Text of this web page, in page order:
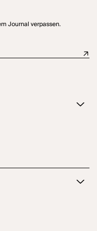
Journal verpassen.